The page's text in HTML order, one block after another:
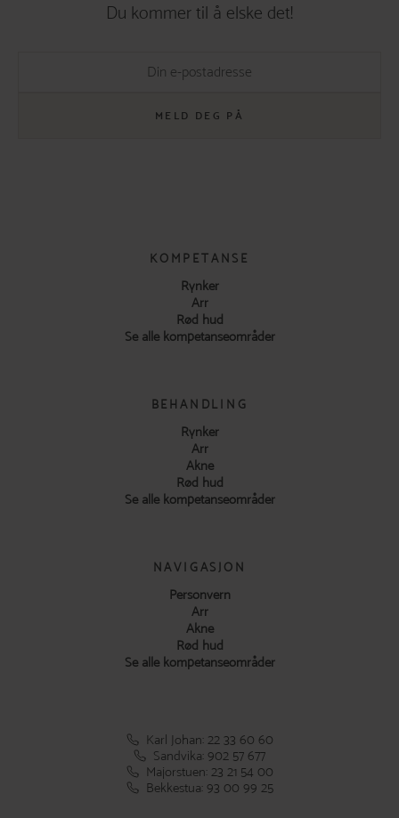
Du kommer til å elske det!
MELD DEG PÅ
KOMPETANSE
Rynker
Arr
Rød hud
Se alle kompetanseområder
BEHANDLING
Rynker
Arr
Akne
Rød hud
Se alle kompetanseområder
NAVIGASJON
Personvern
Arr
Akne
Rød hud
Se alle kompetanseområder
Karl Johan: 22 33 60 60
Sandvika: 902 57 677
Majorstuen: 23 21 54 00
Bekkestua: 93 00 99 25